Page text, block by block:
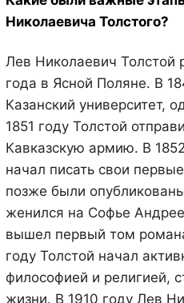
Николаевича Толстого?
Лев Николаевич Толстой
года в Ясной Поляне. В
Казанский университет,
1851 году Толстой
Кавказскую армию. В
начал писать свои
позже были
женился на Софье
вышел первый том
году Толстой начал
философией и религией,
жизни. В 1910 году Лев